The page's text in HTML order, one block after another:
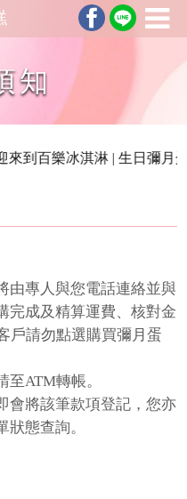
知
到百樂冰淇淋 | 生日彌月
由專人與您電話連絡並與
完成及精算運費、核對金
戶請勿點選購買彌月蛋
ATM轉帳。
會將該筆款項登記，您亦
態查詢。